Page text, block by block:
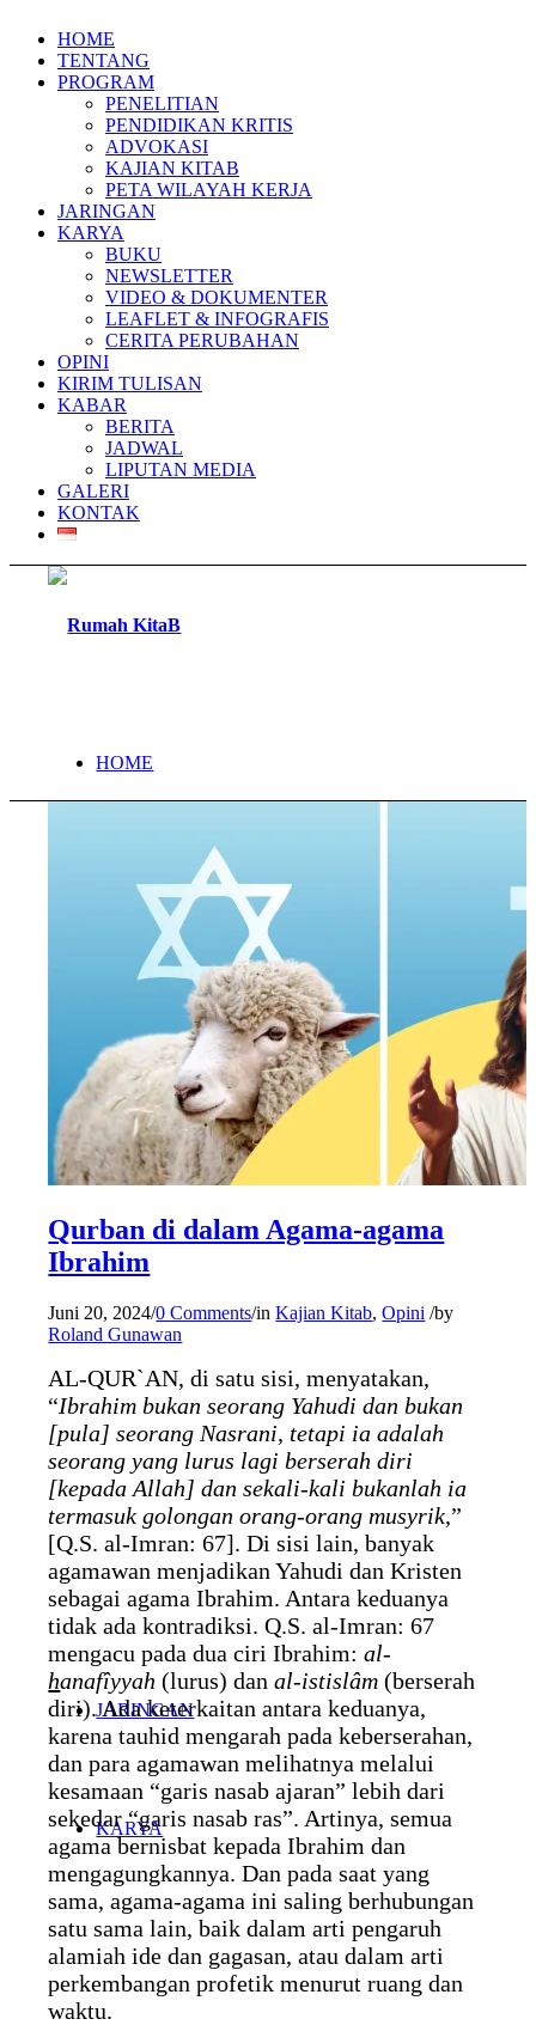
HOME
TENTANG
PROGRAM
PENELITIAN
PENDIDIKAN KRITIS
ADVOKASI
KAJIAN KITAB
PETA WILAYAH KERJA
JARINGAN
KARYA
BUKU
NEWSLETTER
VIDEO & DOKUMENTER
LEAFLET & INFOGRAFIS
CERITA PERUBAHAN
OPINI
KIRIM TULISAN
KABAR
BERITA
JADWAL
LIPUTAN MEDIA
GALERI
KONTAK
HOME
TENTANG
PROGRAM
JARINGAN
KARYA
Qurban di dalam Agama-agama
Ibrahim
Juni 20, 2024/0 Comments/inKajian Kitab,Opini /by
Roland Gunawan
AL-QUR`AN, di satu sisi, menyatakan,
“Ibrahim bukan seorang Yahudi dan bukan
[pula] seorang Nasrani, tetapi ia adalah
seorang yang lurus lagi berserah diri
[kepada Allah] dan sekali-kali bukanlah ia
termasuk golongan orang-orang musyrik,”
[Q.S. al-Imran: 67]. Di sisi lain, banyak
agamawan menjadikan Yahudi dan Kristen
sebagai agama Ibrahim. Antara keduanya
tidak ada kontradiksi. Q.S. al-Imran: 67
mengacu pada dua ciri Ibrahim:al-
hanafîyyah (lurus) danal-istislâm (berserah
diri). Ada keterkaitan antara keduanya,
karena tauhid mengarah pada keberserahan,
dan para agamawan melihatnya melalui
kesamaan “garis nasab ajaran” lebih dari
sekedar “garis nasab ras”. Artinya, semua
agama bernisbat kepada Ibrahim dan
mengagungkannya. Dan pada saat yang
sama, agama-agama ini saling berhubungan
satu sama lain, baik dalam arti pengaruh
alamiah ide dan gagasan, atau dalam arti
perkembangan profetik menurut ruang dan
waktu.